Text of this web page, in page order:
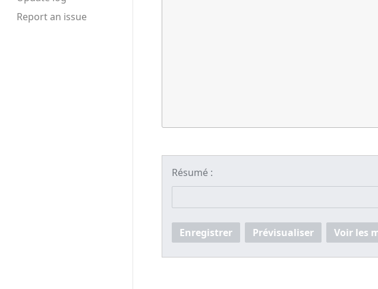
Report an issue
Résumé :
Enregistrer Prévisualiser Voir les